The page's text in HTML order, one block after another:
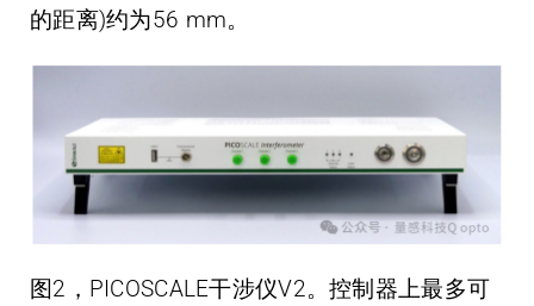
的距离)约为56 mm。
图2，PICOSCALE干涉仪V2。控制器上最多可